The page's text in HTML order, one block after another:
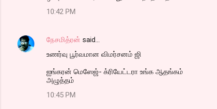
10:42 PM
நேசமித்ரன் said…
உணர்வு பூர்வமான விமர்சனம் ஜி
ஐங்கரன் மெஸேஜ்- க்ரியேட்டரா உங்க ஆதங்கம்
அழுத்தம்
10:45 PM